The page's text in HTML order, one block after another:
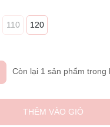
110 120
Còn lại 1 sản phẩm trong
THÊM VÀO GIỎ